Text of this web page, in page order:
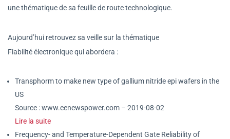
une thématique de sa feuille de route technologique.
Aujourd’hui retrouvez sa veille sur la thématique
Fiabilité électronique qui abordera :
Transphorm to make new type of gallium nitride epi wafers in the
US
Source : www.eenewspower.com – 2019-08-02
Lire la suite
Frequency- and Temperature-Dependent Gate Reliability of